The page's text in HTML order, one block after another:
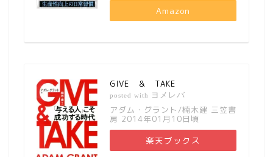
Amazon
GIVE ＆ TAKE
posted with ヨメレバ
アダム・グラント/楠木建 三笠書
房 2014年01月10日頃
楽天ブックス